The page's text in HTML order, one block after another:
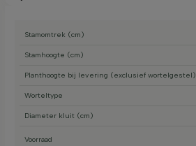
Stamomtrek (cm)
Stamhoogte (cm)
Planthoogte bij levering (exclusief wortelgestel)
Worteltype
Diameter kluit (cm)
Voorraad